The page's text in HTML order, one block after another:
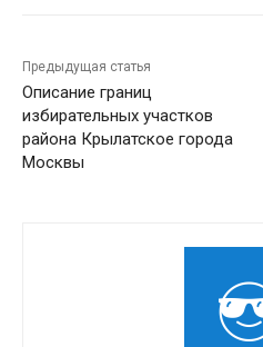
Предыдущая статья
Описание границ
избирательных участков
района Крылатское города
Москвы